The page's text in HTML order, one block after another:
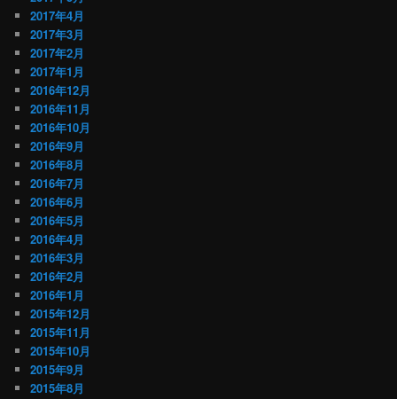
2017年4月
2017年3月
2017年2月
2017年1月
2016年12月
2016年11月
2016年10月
2016年9月
2016年8月
2016年7月
2016年6月
2016年5月
2016年4月
2016年3月
2016年2月
2016年1月
2015年12月
2015年11月
2015年10月
2015年9月
2015年8月